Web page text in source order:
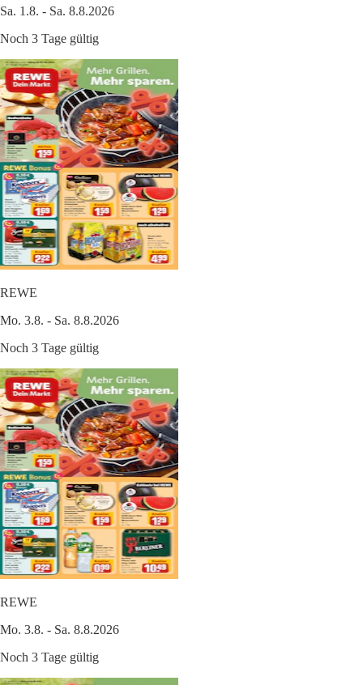
Sa. 1.8. - Sa. 8.8.2026
Noch 3 Tage gültig
REWE
Mo. 3.8. - Sa. 8.8.2026
Noch 3 Tage gültig
REWE
Mo. 3.8. - Sa. 8.8.2026
Noch 3 Tage gültig